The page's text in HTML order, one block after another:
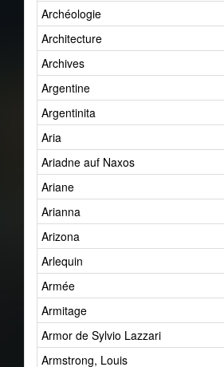
Archéologie
Architecture
Archives
Argentine
Argentinita
Aria
Ariadne auf Naxos
Ariane
Arianna
Arizona
Arlequin
Armée
Armitage
Armor de Sylvio Lazzari
Armstrong, Louis